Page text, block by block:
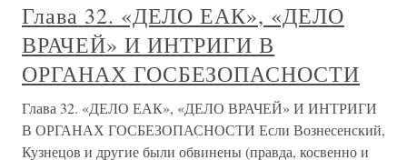
Глава 32. «ДЕЛО ЕАК», «ДЕЛО
ВРАЧЕЙ» И ИНТРИГИ В
ОРГАНАХ ГОСБЕЗОПАСНОСТИ
Глава 32. «ДЕЛО ЕАК», «ДЕЛО ВРАЧЕЙ» И ИНТРИГИ
В ОРГАНАХ ГОСБЕЗОПАСНОСТИ Если Вознесенский,
Кузнецов и другие были обвинены (правда, косвенно и